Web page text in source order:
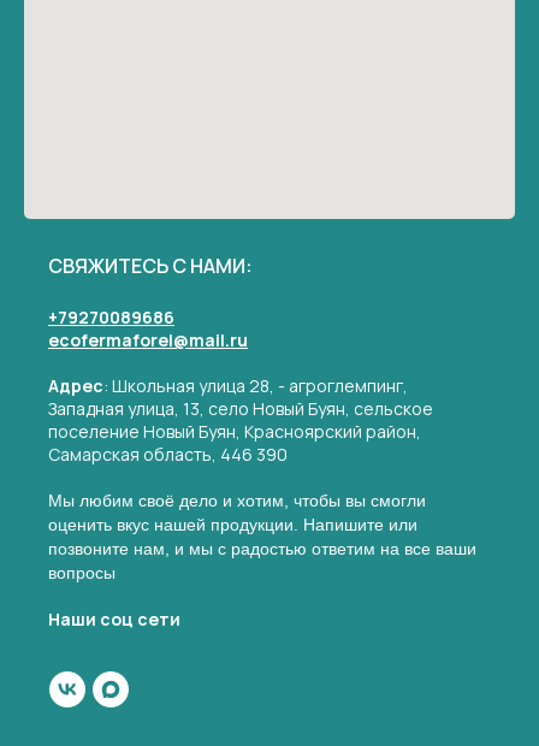
СВЯЖИТЕСЬ С НАМИ:
+79270089686
⁠ecofermaforel@mail.ru
Адрес: Школьная улица 28, - агроглемпинг,
Западная улица, 13, село Новый Буян, сельское
поселение Новый Буян, Красноярский район,
Самарская область, 446 390
Мы любим своё дело и хотим, чтобы вы смогли
оценить вкус нашей продукции. Напишите или
позвоните нам, и мы с радостью ответим на все ваши
вопросы
Наши соц сети